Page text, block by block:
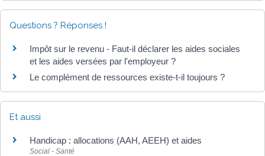
Questions ? Réponses !
Impôt sur le revenu - Faut-il déclarer les aides sociales
et les aides versées par l'employeur ?
Le complément de ressources existe-t-il toujours ?
Et aussi
Handicap : allocations (AAH, AEEH) et aides
Social - Santé